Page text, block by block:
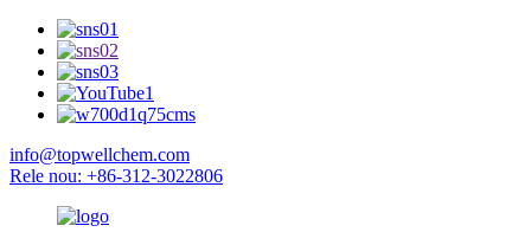
info@topwellchem.com
Rele nou: +86-312-3022806